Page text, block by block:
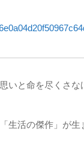
いと命を尽くさな
生活の傑作」が生